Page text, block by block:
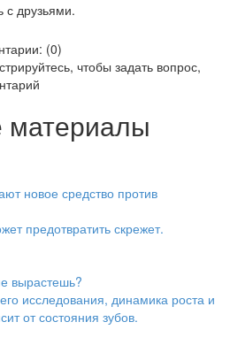
с друзьями.
(0)
, чтобы задать вопрос,
материалы
новое средство против
предотвратить скрежет.
вырастешь?
исследования, динамика роста и
от состояния зубов.